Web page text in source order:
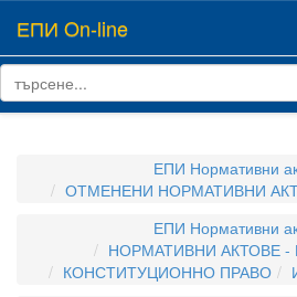
ЕПИ On-line
ЕПИ Нормативни
ОТМЕНЕНИ НОРМАТИВНИ
ЕПИ Нормативни
НОРМАТИВНИ АКТОВЕ
КОНСТИТУЦИОННО ПРАВО